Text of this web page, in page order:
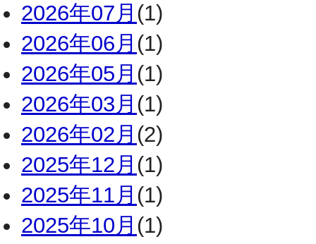
2026年07月 (1)
2026年06月 (1)
2026年05月 (1)
2026年03月 (1)
2026年02月 (2)
2025年12月 (1)
2025年11月 (1)
2025年10月 (1)